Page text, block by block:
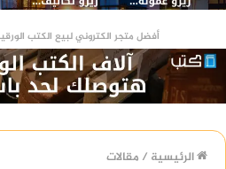
أفضل متجر الكتروني لبيع الكتب
الرئيسية / مقالات